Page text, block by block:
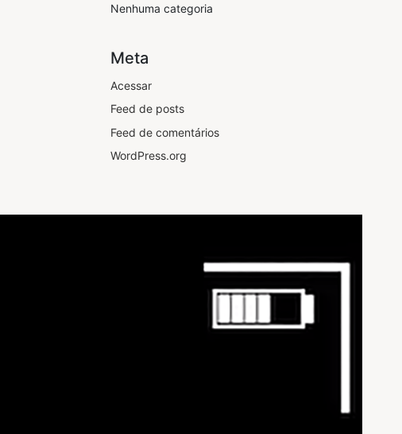
Nenhuma categoria
Meta
Acessar
Feed de posts
Feed de comentários
WordPress.org